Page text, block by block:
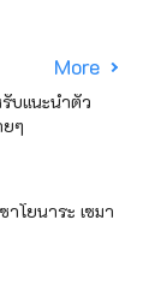
More
บแนะนำตัว
ๆ
โยนาระ เซมา